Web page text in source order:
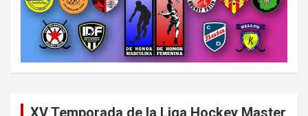
XV Temporada de la Liga Hockey Master